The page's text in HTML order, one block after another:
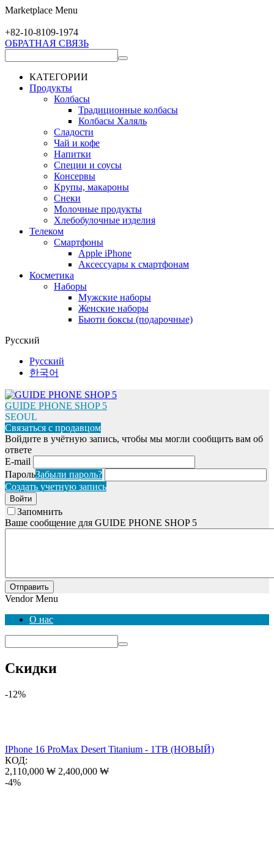
Marketplace Menu
+82-10-8109-1974
ОБРАТНАЯ СВЯЗЬ
КАТЕГОРИИ
Продукты
Колбасы
Традиционные колбасы
Колбасы Халяль
Сладости
Чай и кофе
Напитки
Специи и соусы
Консервы
Крупы, макароны
Снеки
Молочные продукты
Хлебобулочные изделия
Телеком
Смартфоны
Apple iPhone
Аксессуары к смартфонам
Косметика
Наборы
Мужские наборы
Женские наборы
Бьюти боксы (подарочные)
Русский
Русский
한국어
GUIDE PHONE SHOP 5
SEOUL
Связаться с продавцом
Войдите в учётную запись, чтобы мы могли сообщить вам об
ответе
E-mail
ПарольЗабыли пароль?
Создать учетную запись
Войти
Запомнить
Ваше сообщение для GUIDE PHONE SHOP 5
Отправить
Vendor Menu
О нас
Скидки
-12%
IPhone 16 ProMax Desert Titanium - 1TB (НОВЫЙ)
КОД:
2,110,000 ₩ 2,400,000 ₩
-4%